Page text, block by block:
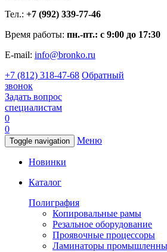
Тел.: +7 (992) 339-77-46
Время работы: пн.-пт.: с 9:00 до 17:30
E-mail: info@bronko.ru
+7 (812) 318-47-68 Обратный
звонок
Задать вопрос
специалистам
0
0
Toggle navigation Меню
Новинки
Каталог
Полиграфия
Копировальные рамы
Резальное оборудование
Проявочные процессоры
Ламинаторы